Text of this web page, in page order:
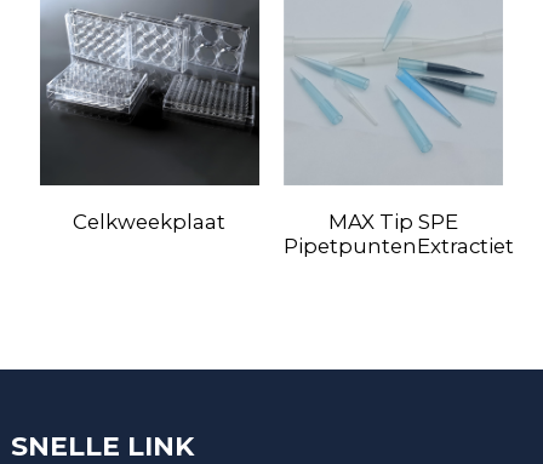
Celkweekplaat
MAX Tip SPE
PipetpuntenExtractietips
SNELLE LINK